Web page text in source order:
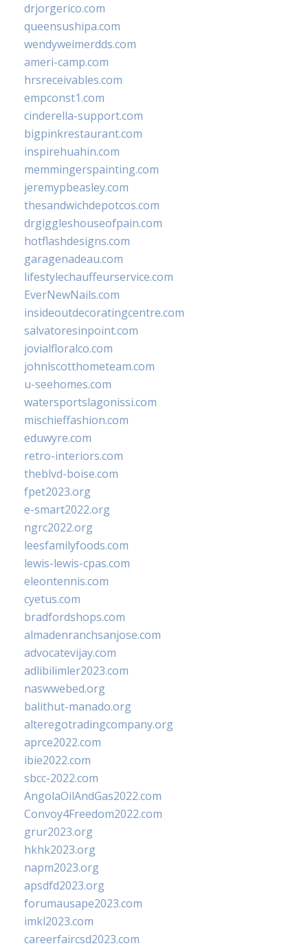
drjorgerico.com
queensushipa.com
wendyweimerdds.com
ameri-camp.com
hrsreceivables.com
empconst1.com
cinderella-support.com
bigpinkrestaurant.com
inspirehuahin.com
memmingerspainting.com
jeremypbeasley.com
thesandwichdepotcos.com
drgiggleshouseofpain.com
hotflashdesigns.com
garagenadeau.com
lifestylechauffeurservice.com
EverNewNails.com
insideoutdecoratingcentre.com
salvatoresinpoint.com
jovialfloralco.com
johnlscotthometeam.com
u-seehomes.com
watersportslagonissi.com
mischieffashion.com
eduwyre.com
retro-interiors.com
theblvd-boise.com
fpet2023.org
e-smart2022.org
ngrc2022.org
leesfamilyfoods.com
lewis-lewis-cpas.com
eleontennis.com
cyetus.com
bradfordshops.com
almadenranchsanjose.com
advocatevijay.com
adlibilimler2023.com
naswwebed.org
balithut-manado.org
alteregotradingcompany.org
aprce2022.com
ibie2022.com
sbcc-2022.com
AngolaOilAndGas2022.com
Convoy4Freedom2022.com
grur2023.org
hkhk2023.org
napm2023.org
apsdfd2023.org
forumausape2023.com
imkl2023.com
careerfaircsd2023.com